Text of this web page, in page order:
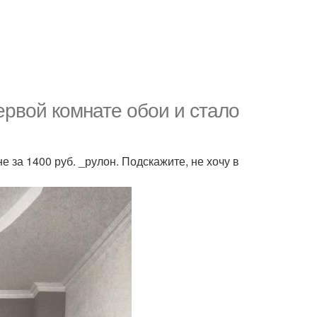
комнате обои и стало
за 1400 руб. _рулон. Подскажите, не хочу в